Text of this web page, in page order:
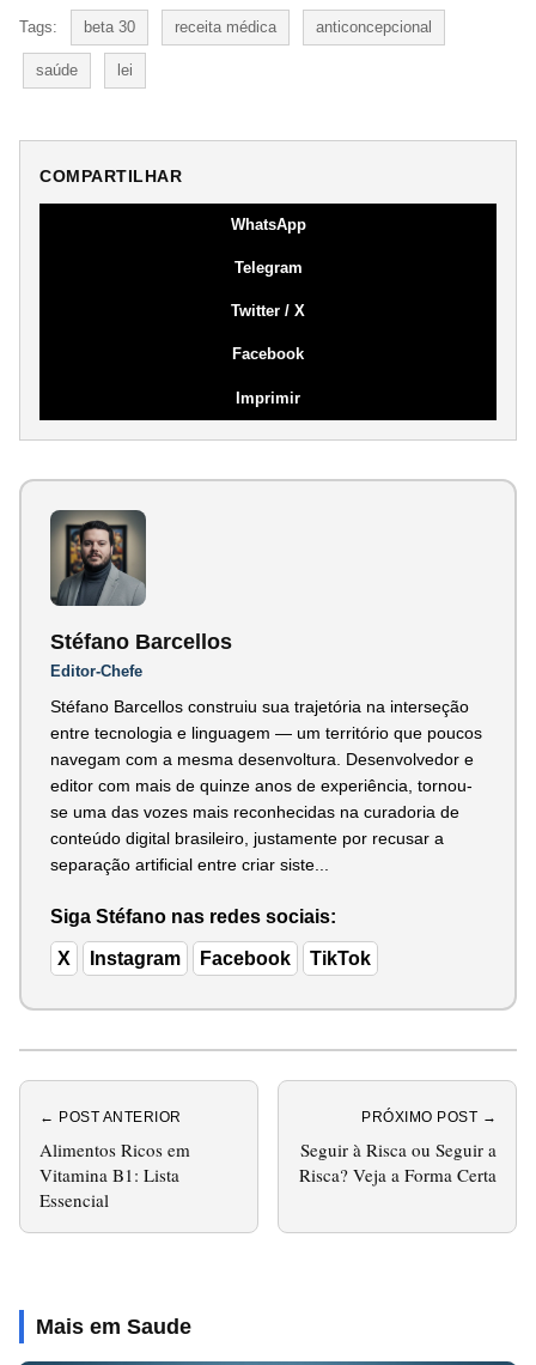
Tags: beta 30 receita médica anticoncepcional
saúde lei
COMPARTILHAR
WhatsApp
Telegram
Twitter / X
Facebook
Imprimir
Stéfano Barcellos
Editor-Chefe
Stéfano Barcellos construiu sua trajetória na interseção
entre tecnologia e linguagem — um território que poucos
navegam com a mesma desenvoltura. Desenvolvedor e
editor com mais de quinze anos de experiência, tornou-
se uma das vozes mais reconhecidas na curadoria de
conteúdo digital brasileiro, justamente por recusar a
separação artificial entre criar siste...
Siga Stéfano nas redes sociais:
X Instagram Facebook TikTok
← POST ANTERIOR
Alimentos Ricos em
Vitamina B1: Lista
Essencial
PRÓXIMO POST →
Seguir à Risca ou Seguir a
Risca? Veja a Forma Certa
Mais em Saude